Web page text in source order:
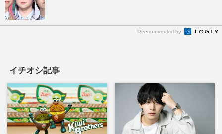
Recommended by
イチオシ記事